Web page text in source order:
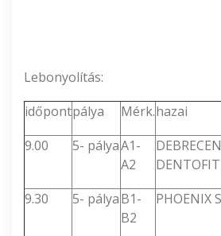
Lebonyolítás:
időpontpálya Mérk.hazai
9.00
5- pályaA1-
A2
DENTOFIT
9.30 5- pályaB1-
B2
PHOENIX